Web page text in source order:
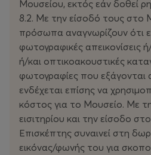
Μουσείου, εκτός εάν δοθεί
8.2. Με την είσοδό τους στο
πρόσωπα αναγνωρίζουν ότι
φωτογραφικές απεικονίσεις
ή/και οπτικοακουστικές
φωτογραφίες που εξάγονται
ενδέχεται επίσης να
κόστος για το Μουσείο. Με
εισιτηρίου και την είσοδο
Επισκέπτης συναινεί στη
εικόνας/φωνής του για